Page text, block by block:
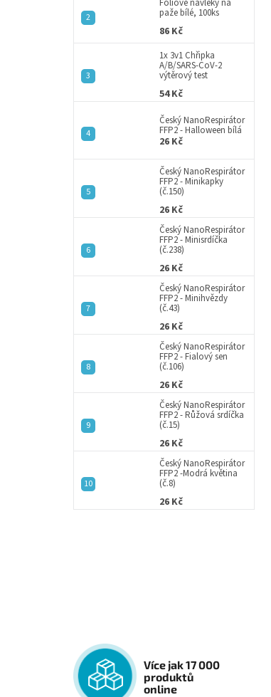
paže bílé, 100ks
86 Kč
1x 3v1 Chřipka
A/B/SARS-CoV-2
výtěrový test
54 Kč
Český NanoRespirátor
FFP2 - Halloween bílá
26 Kč
Český NanoRespirátor
FFP2 - Minikapky
(č.150)
26 Kč
Český NanoRespirátor
FFP2 - Minisrdíčka
(č.238)
26 Kč
Český NanoRespirátor
FFP2 - Minihvězdy
(č.43)
26 Kč
Český NanoRespirátor
FFP2 - Fialový sen
(č.106)
26 Kč
Český NanoRespirátor
FFP2 - Růžová srdíčka
(č.15)
26 Kč
Český NanoRespirátor
FFP2 -Modrá květina
(č.8)
26 Kč
Více jak 17 000
produktů
online